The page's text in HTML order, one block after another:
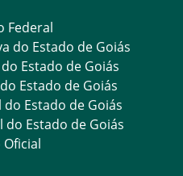
Federal
do Estado de Goiás
Estado de Goiás
Estado de Goiás
Estado de Goiás
Estado de Goiás